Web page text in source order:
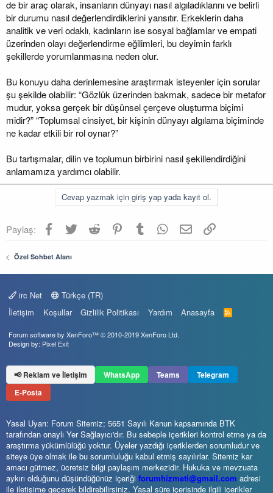
de bir araç olarak, insanların dünyayı nasıl algıladıklarını ve belirli
bir durumu nasıl değerlendirdiklerini yansıtır. Erkeklerin daha
analitik ve veri odaklı, kadınların ise sosyal bağlamlar ve empati
üzerinden olayı değerlendirme eğilimleri, bu deyimin farklı
şekillerde yorumlanmasına neden olur.
Bu konuyu daha derinlemesine araştırmak isteyenler için sorular
şu şekilde olabilir: “Gözlük üzerinden bakmak, sadece bir metafor
mudur, yoksa gerçek bir düşünsel çerçeve oluşturma biçimi
midir?” “Toplumsal cinsiyet, bir kişinin dünyayı algılama biçiminde
ne kadar etkili bir rol oynar?”
Bu tartışmalar, dilin ve toplumun birbirini nasıl şekillendirdiğini
anlamamıza yardımcı olabilir.
Cevap yazmak için giriş yap yada kayıt ol.
Paylaş: Facebook
TwitterReddit PinterestTumblr WhatsApp
E-postaLink
Özel Sohbet Alanı
irc Net
Türkçe (TR)
İletişim
Koşullar Gizlilik Politikası Yardım Anasayfa
R
S
Forum software by XenForo™© 2010-2019 XenForo Ltd.
Design by: Pixel Exit
📢 Reklam ve İletişim WhatsApp Teams
Telegram
E-Posta
Yasal Uyarı: Forum Sitemiz; 5651 Sayılı Kanun kapsamında BTK
tarafından onaylı Yer Sağlayıcı'dır. Bu sebeple içerikleri kontrol etme ya da
araştırma yükümlülüğü yoktur. Üyeler yazdığı içeriklerden sorumludur ve
siteye üye olmak ile bu sorumluluğu kabul etmiş sayılırlar. Sitemiz kar
amacı gütmez, ücretsiz bilgi paylaşım merkezidir. Hukuka ve mevzuata
aykırı olduğunu düşündüğünüz içeriği forumhizmeti@gmail.com adresi
ile iletişime geçerek bildirebilirsiniz. Yasal süre içerisinde ilgili içerikler